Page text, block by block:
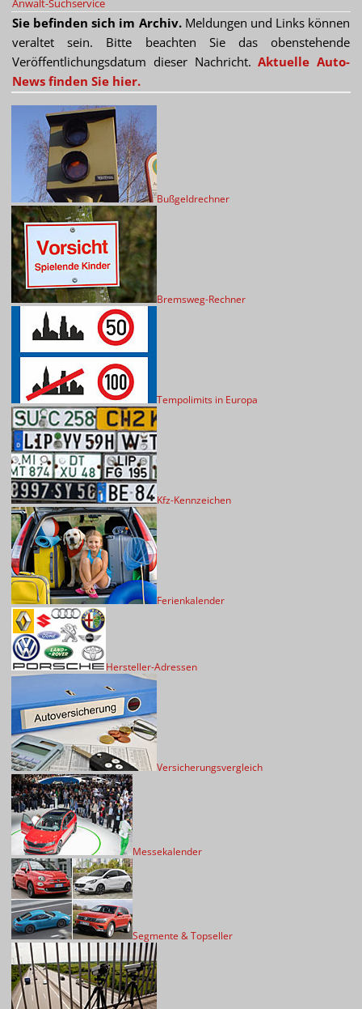
Anwalt-Suchservice
Sie befinden sich im Archiv.Meldungen und Links können
veraltet sein. Bitte beachten Sie das obenstehende
Veröffentlichungsdatum dieser Nachricht.Aktuelle Auto-
News finden Sie hier.
Bußgeldrechner
Bremsweg-Rechner
Tempolimits in Europa
Kfz-Kennzeichen
Ferienkalender
Hersteller-Adressen
Versicherungsvergleich
Messekalender
Segmente & Topseller